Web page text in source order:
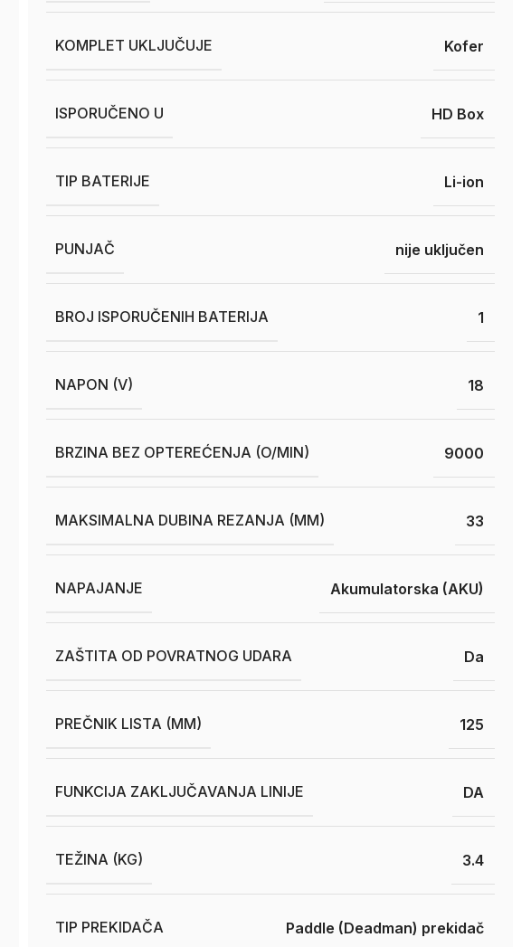
KOMPLET UKLJUČUJE Kofer
ISPORUČENO U HD Box
TIP BATERIJE Li-ion
PUNJAČ nije uključen
BROJ ISPORUČENIH BATERIJA 1
NAPON (V) 18
BRZINA BEZ OPTEREĆENJA (O/MIN) 9000
MAKSIMALNA DUBINA REZANJA (MM) 33
NAPAJANJE Akumulatorska (AKU)
ZAŠTITA OD POVRATNOG UDARA Da
PREČNIK LISTA (MM) 125
FUNKCIJA ZAKLJUČAVANJA LINIJE DA
TEŽINA (KG) 3.4
TIP PREKIDAČA Paddle (Deadman) prekidač